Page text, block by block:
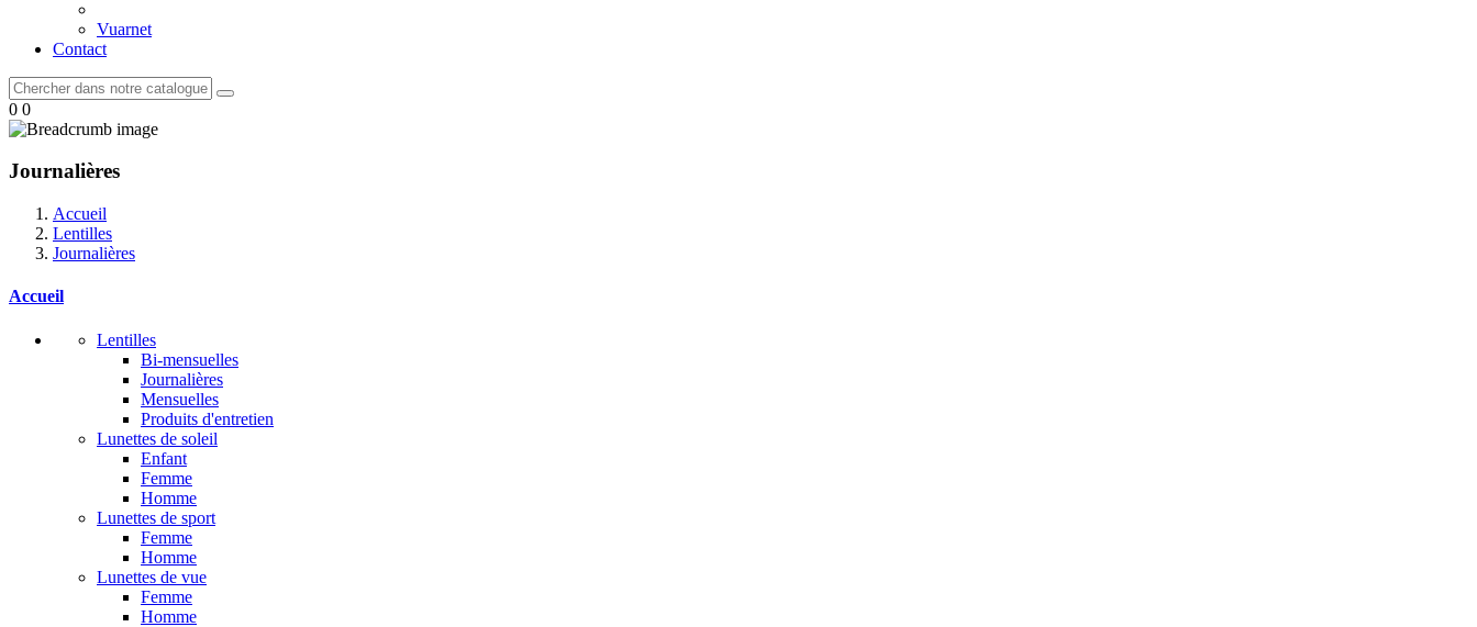
Vuarnet
Contact
0 0
Journalières
Accueil
Lentilles
Journalières
Accueil
Lentilles
Bi-mensuelles
Journalières
Mensuelles
Produits d'entretien
Lunettes de soleil
Enfant
Femme
Homme
Lunettes de sport
Femme
Homme
Lunettes de vue
Femme
Homme